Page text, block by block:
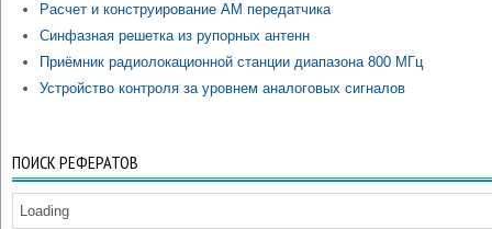
Расчет и конструирование АМ передатчика
Синфазная решетка из рупорных антенн
Приёмник радиолокационной станции диапазона 800 МГц
Устройство контроля за уровнем аналоговых сигналов
ПОИСК РЕФЕРАТОВ
Loading